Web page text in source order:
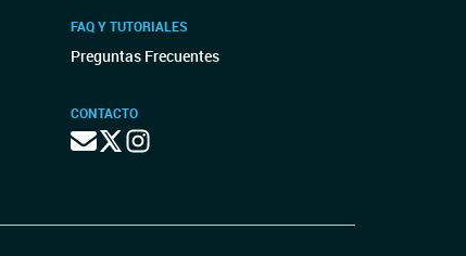
FAQ Y TUTORIALES
Preguntas Frecuentes
CONTACTO